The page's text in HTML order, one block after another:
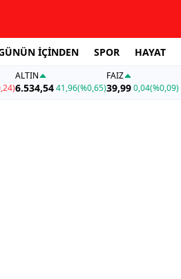
İÇİNDEN SPOR HAYAT
ALTIN
6.534,5441,96(%0,65)
FAİZ
39,990,04(%0,09)